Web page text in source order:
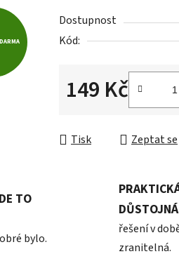
Dostupnost
Kód:
149 Kč
Tisk Zeptat se
TO
bylo.
DŮSTOJNÁ
řešení v
zranitelná.